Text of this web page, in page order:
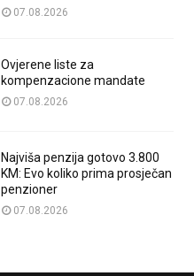
07.08.2026
Ovjerene liste za
kompenzacione mandate
07.08.2026
Najviša penzija gotovo 3.800
KM: Evo koliko prima prosječan
penzioner
07.08.2026